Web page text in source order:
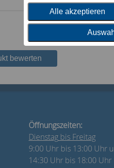
Alle akzeptieren
bewerten
Öffnungszeiten:
Dienstag bis Freitag
9:00 Uhr bis 13:00 Uhr
14:30 Uhr bis 18:00 Uhr